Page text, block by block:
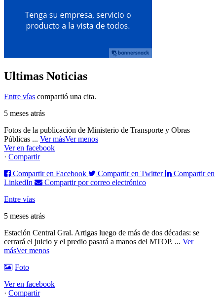
Ultimas Noticias
Entre vías compartió una cita.
5 meses atrás
Fotos de la publicación de Ministerio de Transporte y Obras
Públicas ... Ver másVer menos
Ver en facebook
· Compartir
Compartir en Facebook
Compartir en Twitter
Compartir en
LinkedIn
Compartir por correo electrónico
Entre vías
5 meses atrás
Estación Central Gral. Artigas luego de más de dos décadas: se
cerrará el juicio y el predio pasará a manos del MTOP. ... Ver
másVer menos
Foto
Ver en facebook
· Compartir